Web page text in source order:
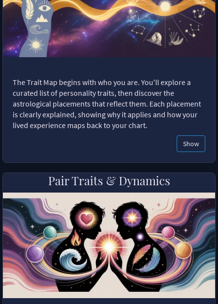
The Trait Map begins with who you are. You'll explore a
curated list of personality traits, then discover the
astrological placements that reflect them. Each placement
is clearly explained, showing why it applies and how your
lived experience maps back to your chart.
Show
Pair Traits & Dynamics